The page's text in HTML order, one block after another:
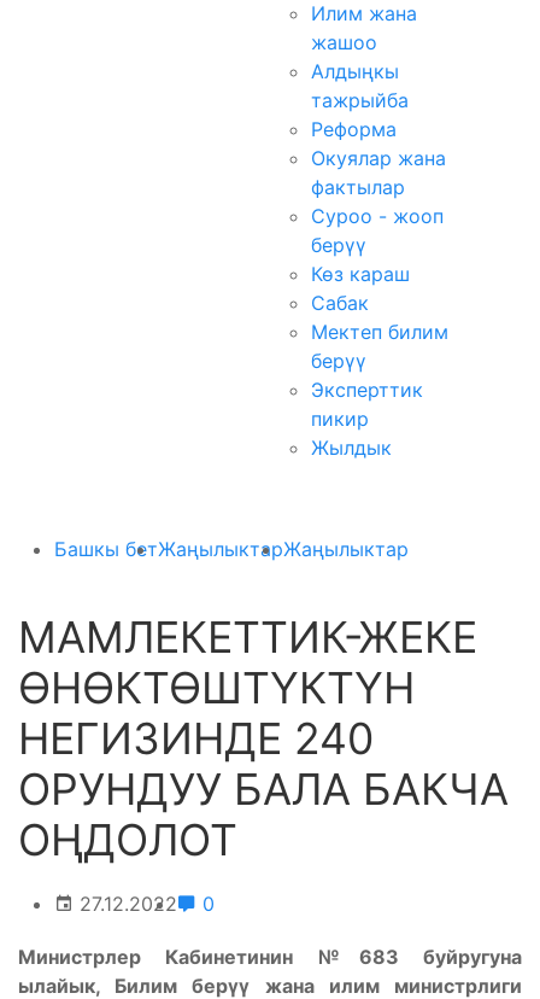
Илим жана
жашоо
Алдыңкы
тажрыйба
Реформа
Окуялар жана
фактылар
Суроо - жооп
берүү
Көз караш
Сабак
Мектеп билим
берүү
Эксперттик
пикир
Жылдык
Башкы бетЖаңылыктарЖаңылыктар
МАМЛЕКЕТТИК-ЖЕКЕ
ӨНӨКТӨШТҮКТҮН
НЕГИЗИНДЕ 240
ОРУНДУУ БАЛА БАКЧА
ОҢДОЛОТ
27.12.2022 0
Министрлер Кабинетинин №683 буйругуна
ылайык, Билим берүү жана илим министрлиги